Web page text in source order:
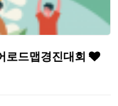
로드맵경진대회